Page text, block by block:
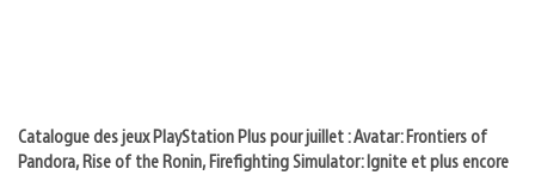
Catalogue des jeux PlayStation Plus pour juillet : Avatar: Frontiers of
Pandora, Rise of the Ronin, Firefighting Simulator: Ignite et plus encore